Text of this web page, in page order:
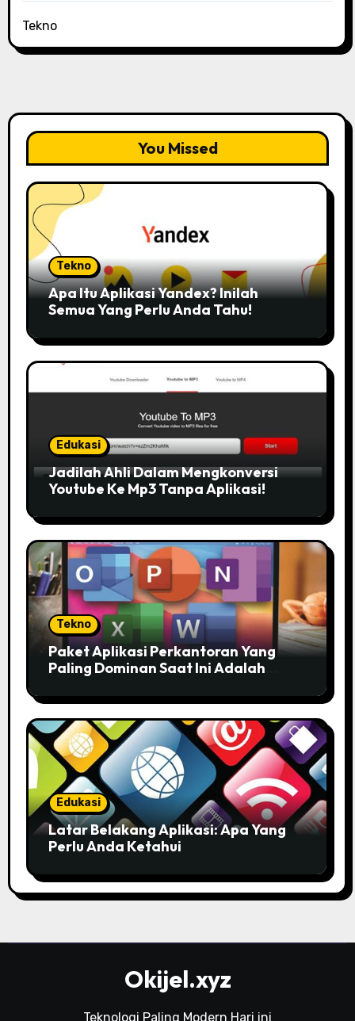
Tekno
You Missed
Tekno
Apa Itu Aplikasi Yandex? Inilah
Semua Yang Perlu Anda Tahu!
Edukasi
Jadilah Ahli Dalam Mengkonversi
Youtube Ke Mp3 Tanpa Aplikasi!
Tekno
Paket Aplikasi Perkantoran Yang
Paling Dominan Saat Ini Adalah
Anda!
Edukasi
Latar Belakang Aplikasi: Apa Yang
Perlu Anda Ketahui
Okijel.xyz
Teknologi Paling Modern Hari ini